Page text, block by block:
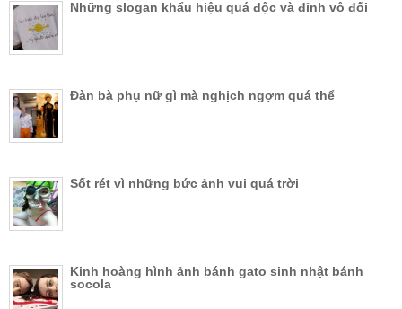
Những slogan khẩu hiệu quá độc và đỉnh vô đối
Đàn bà phụ nữ gì mà nghịch ngợm quá thể
Sốt rét vì những bức ảnh vui quá trời
Kinh hoàng hình ảnh bánh gato sinh nhật bánh
socola